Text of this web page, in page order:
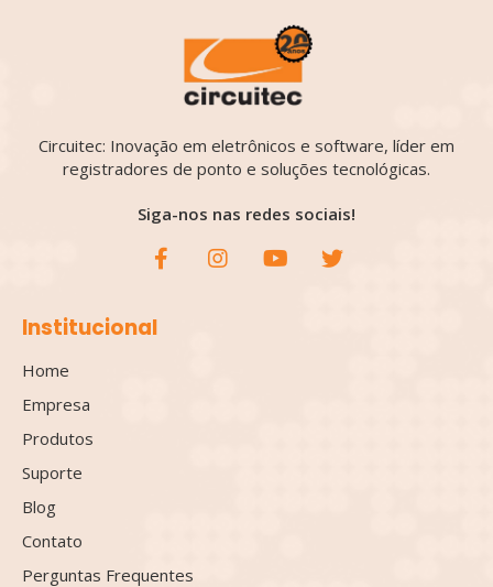
Circuitec: Inovação em eletrônicos e software, líder em
registradores de ponto e soluções tecnológicas.
Siga-nos nas redes sociais!
Institucional
Home
Empresa
Produtos
Suporte
Blog
Contato
Perguntas Frequentes